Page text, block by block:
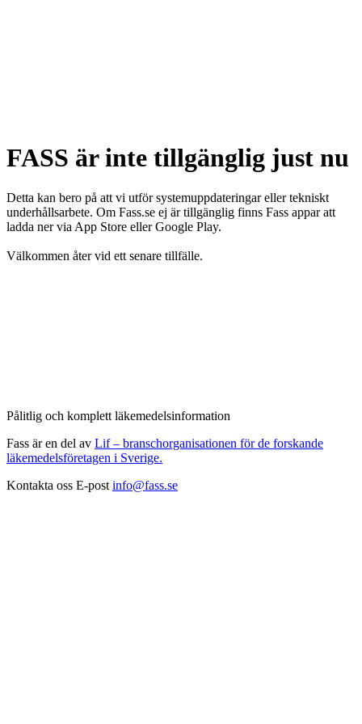
FASS är inte tillgänglig just nu
Detta kan bero på att vi utför systemuppdateringar eller tekniskt
underhållsarbete. Om Fass.se ej är tillgänglig finns Fass appar att
ladda ner via App Store eller Google Play.
Välkommen åter vid ett senare tillfälle.
Pålitlig och komplett läkemedelsinformation
Fass är en del av Lif – branschorganisationen för de forskande
läkemedelsföretagen i Sverige.
Kontakta oss E-post info@fass.se